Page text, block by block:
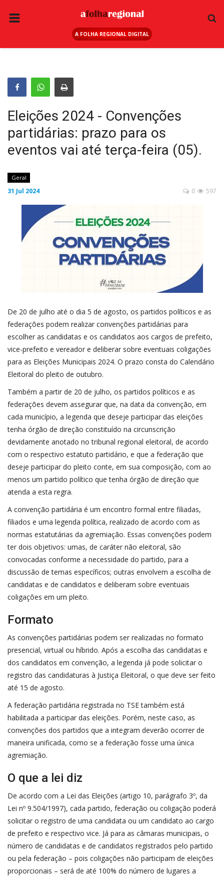
A FOLHA REGIONAL DIGITAL
ANUNCIE AQUI
ESPORTE
REGIÃO
SAÚDE
EDUCAÇÃO
SEGURANÇA
GERAL
CONTATO
A FOLHA REGIONAL DIGITAL
Eleições 2024 - Convenções
partidárias: prazo para os
eventos vai até terça-feira (05).
Geral
31 Jul 2024 597
0
De 20 de julho até o dia 5 de agosto, os partidos políticos e as
federações podem realizar convenções partidárias para
escolher as candidatas e os candidatos aos cargos de prefeito,
vice-prefeito e vereador e deliberar sobre eventuais coligações
para as Eleições Municipais 2024. O prazo consta do Calendário
Eleitoral do pleito de outubro.
Também a partir de 20 de julho, os partidos políticos e as
federações devem assegurar que, na data da convenção, em
cada município, a legenda que deseje participar das eleições
tenha órgão de direção constituído na circunscrição
devidamente anotado no tribunal regional eleitoral, de acordo
com o respectivo estatuto partidário, e que a federação que
deseje participar do pleito conte, em sua composição, com ao
menos um partido político que tenha órgão de direção que
atenda a esta regra.
A convenção partidária é um encontro formal entre filiadas,
filiados e uma legenda política, realizado de acordo com as
normas estatutárias da agremiação. Essas convenções podem
ter dois objetivos: umas, de caráter não eleitoral, são
convocadas conforme a necessidade do partido, para a
discussão de temas específicos; outras envolvem a escolha de
candidatas e de candidatos e deliberam sobre eventuais
coligações em um pleito.
Formato
As convenções partidárias podem ser realizadas no formato
presencial, virtual ou híbrido. Após a escolha das candidatas e
dos candidatos em convenção, a legenda já pode solicitar o
registro das candidaturas à Justiça Eleitoral, o que deve ser feito
até 15 de agosto.
A federação partidária registrada no TSE também está
habilitada a participar das eleições. Porém, neste caso, as
convenções dos partidos que a integram deverão ocorrer de
maneira unificada, como se a federação fosse uma única
agremiação.
O que a lei diz
De acordo com a Lei das Eleições (artigo 10, parágrafo 3º, da
Lei nº 9.504/1997), cada partido, federação ou coligação poderá
solicitar o registro de uma candidata ou um candidato ao cargo
de prefeito e respectivo vice. Já para as câmaras municipais, o
número de candidatas e de candidatos registrados pelo partido
ou pela federação – pois coligações não participam de eleições
proporcionais – será de até 100% do número de lugares a